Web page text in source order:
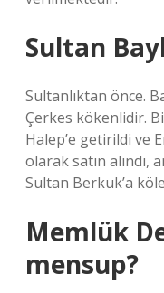
Sultan
Sultanlıktan önce.
Çerkes kökenlidir.
Halep’e getirildi ve
olarak satın alındı,
Sultan Berkuk’a
Memlük
mensup?